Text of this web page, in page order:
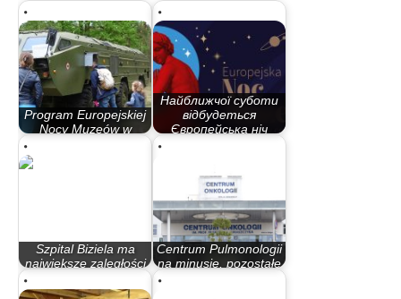
Program Europejskiej
Nocy Muzeów w
Найближчої суботи
відбудеться
Європейська ніч
Szpital Biziela ma
największe zaległości
Centrum Pulmonologii
na minusie, pozostałe